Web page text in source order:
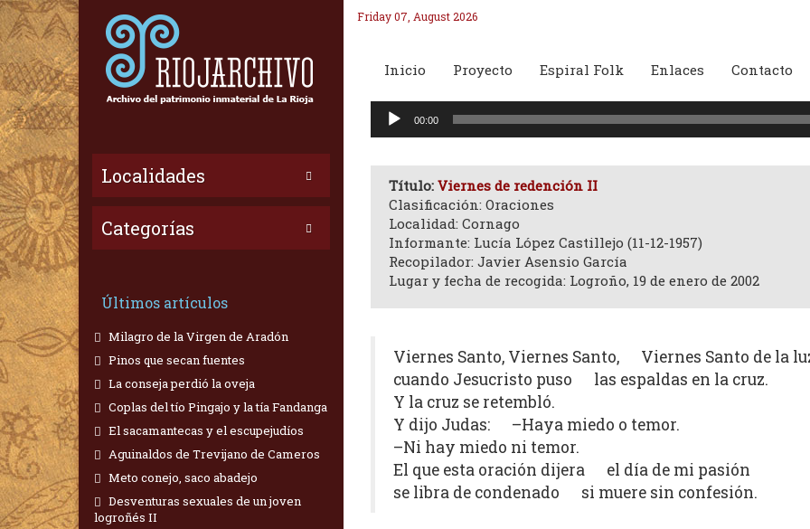
Localidades
Categorías
Últimos artículos
Milagro de la Virgen de Aradón
Pinos que secan fuentes
La conseja perdió la oveja
Coplas del tío Pingajo y la tía Fandanga
El sacamantecas y el escupejudíos
Aguinaldos de Trevijano de Cameros
Meto conejo, saco abadejo
Desventuras sexuales de un joven
logroñés II
Friday 07, August 2026
Inicio Proyecto Espiral Folk Enlaces Contacto
Reproductor
00:00
Título: Viernes de redención II
Clasificación: Oraciones
Localidad: Cornago
Informante: Lucía López Castillejo (11-12-1957)
Recopilador: Javier Asensio García
Lugar y fecha de recogida: Logroño, 19 de enero de 2002
Viernes Santo, Viernes Santo, Viernes Santo de la
cuando Jesucristo puso las espaldas en la cruz.
Y la cruz se retembló.
Y dijo Judas: –Haya miedo o temor.
–Ni hay miedo ni temor.
El que esta oración dijera el día de mi pasión
se libra de condenado si muere sin confesión.